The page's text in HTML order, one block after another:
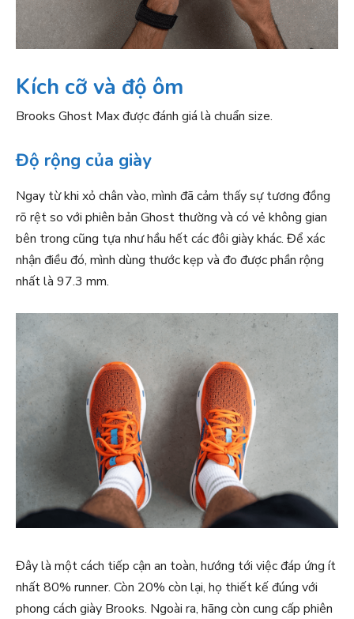
Kích cỡ và độ ôm
Brooks Ghost Max được đánh giá là chuẩn size.
Độ rộng của giày
Ngay từ khi xỏ chân vào, mình đã cảm thấy sự tương đồng
rõ rệt so với phiên bản Ghost thường và có vẻ không gian
bên trong cũng tựa như hầu hết các đôi giày khác. Để xác
nhận điều đó, mình dùng thước kẹp và đo được phần rộng
nhất là 97.3 mm.
Đây là một cách tiếp cận an toàn, hướng tới việc đáp ứng ít
nhất 80% runner. Còn 20% còn lại, họ thiết kế đúng với
phong cách giày Brooks. Ngoài ra, hãng còn cung cấp phiên